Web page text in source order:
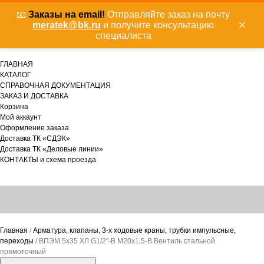
📧 Заказы на email! Отправляйте заказ на почту
meratek@bk.ru и получите консультацию
специалиста
×
ГЛАВНАЯ
КАТАЛОГ
СПРАВОЧНАЯ ДОКУМЕНТАЦИЯ
ЗАКАЗ И ДОСТАВКА
Корзина
Мой аккаунт
Оформление заказа
Доставка ТК «СДЭК»
Доставка ТК «Деловые линии»
КОНТАКТЫ и схема проезда
Главная /Арматура, клапаны, 3-х ходовые краны, трубки импульсные,
переходы / ВПЭМ 5х35 ХЛ G1/2″-В М20х1,5-B Вентиль стальной
прямоточный